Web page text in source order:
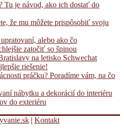
Tu je návod, ako ich dostať do
že mu môžete prispôsobiť svoju
alebo ako čo
zatočiť so špinou
na letisko Schwechat
riešenie!
práčku? Poradíme vám, na čo
nábytku a dekorácií do interiéru
do exteriéru
| Kontakt